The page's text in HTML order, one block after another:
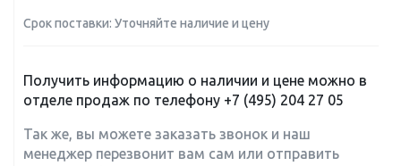
Срок поставки: Уточняйте наличие и цену
Получить информацию о наличии и цене можно в
отделе продаж по телефону +7 (495) 204 27 05
Так же, вы можете заказать звонок и наш
менеджер перезвонит вам сам или отправить